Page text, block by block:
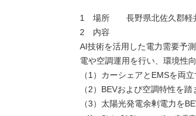
1 場所 長野県北佐久郡軽井
2 内容
AI技術を活用した電力需要予
電や空調運用を行い、環境性
（1）カーシェアとEMSを両
（2）BEVおよび空調特性を
（3）太陽光発電余剰電力を